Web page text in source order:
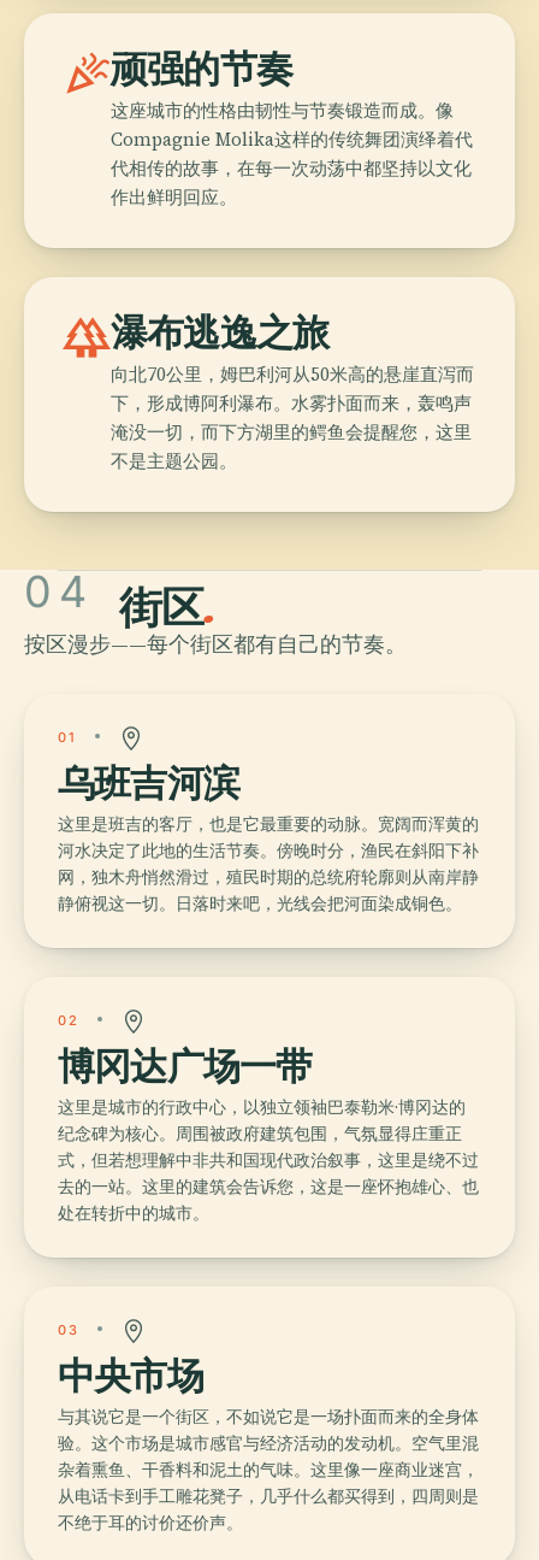
celebration顽强的节奏
这座城市的性格由韧性与节奏锻造而成。像
Compagnie Molika这样的传统舞团演绎着代
代相传的故事，在每一次动荡中都坚持以文化
作出鲜明回应。
forest瀑布逃逸之旅
向北70公里，姆巴利河从50米高的悬崖直泻而
下，形成博阿利瀑布。水雾扑面而来，轰鸣声
淹没一切，而下方湖里的鳄鱼会提醒您，这里
不是主题公园。
04 街区.
按区漫步——每个街区都有自己的节奏。
01
乌班吉河滨
这里是班吉的客厅，也是它最重要的动脉。宽阔而浑黄的
河水决定了此地的生活节奏。傍晚时分，渔民在斜阳下补
网，独木舟悄然滑过，殖民时期的总统府轮廓则从南岸静
静俯视这一切。日落时来吧，光线会把河面染成铜色。
02
博冈达广场一带
这里是城市的行政中心，以独立领袖巴泰勒米·博冈达的
纪念碑为核心。周围被政府建筑包围，气氛显得庄重正
式，但若想理解中非共和国现代政治叙事，这里是绕不过
去的一站。这里的建筑会告诉您，这是一座怀抱雄心、也
处在转折中的城市。
03
中央市场
与其说它是一个街区，不如说它是一场扑面而来的全身体
验。这个市场是城市感官与经济活动的发动机。空气里混
杂着熏鱼、干香料和泥土的气味。这里像一座商业迷宫，
从电话卡到手工雕花凳子，几乎什么都买得到，四周则是
不绝于耳的讨价还价声。